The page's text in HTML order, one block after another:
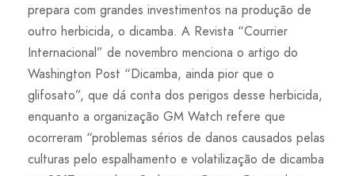
prepara com grandes investimentos na produção de
outro herbicida, o dicamba. A Revista “Courrier
Internacional” de novembro menciona o artigo do
Washington Post “Dicamba, ainda pior que o
glifosato”, que dá conta dos perigos desse herbicida,
enquanto a organização GM Watch refere que
ocorreram “problemas sérios de danos causados pelas
culturas pelo espalhamento e volatilização de dicamba